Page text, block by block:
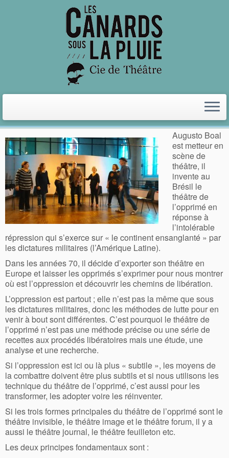
Le théâtre de l’opprimé
RETOUR
Augusto Boal
est metteur en
scène de
théâtre, il
invente au
Brésil le
théâtre de
l’opprimé en
réponse à
l’intolérable
répression qui s’exerce sur « le continent ensanglanté » par
les dictatures militaires (l’Amérique Latine).
Dans les années 70, il décide d’exporter son théâtre en
Europe et laisser les opprimés s’exprimer pour nous montrer
où est l’oppression et découvrir les chemins de libération.
L’oppression est partout ; elle n’est pas la même que sous
les dictatures militaires, donc les méthodes de lutte pour en
venir à bout sont différentes. C’est pourquoi le théâtre de
l’opprimé n’est pas une méthode précise ou une série de
recettes aux procédés libératoires mais une étude, une
analyse et une recherche.
Si l’oppression est ici ou là plus « subtile », les moyens de
la combattre doivent être plus subtils et si nous utilisons les
technique du théâtre de l’opprimé, c’est aussi pour les
transformer, les adopter voire les réinventer.
Si les trois formes principales du théâtre de l’opprimé sont le
théâtre invisible, le théâtre image et le théâtre forum, il y a
aussi le théâtre journal, le théâtre feuilleton etc.
Les deux principes fondamentaux sont :